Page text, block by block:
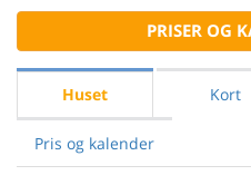
PRISER OG
Huset Kort
Pris og kalender